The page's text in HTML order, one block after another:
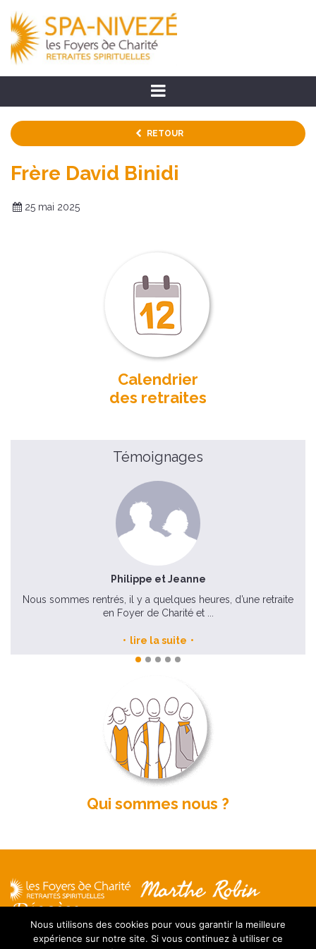
RETOUR
Frère David Binidi
25 mai 2025
Calendrier
des retraites
Témoignages
Philippe et Jeanne
Nous sommes rentrés, il y a quelques heures, d’une retraite
en Foyer de Charité et ...
lire la suite
Qui sommes nous ?
Mentions légales
Nous utilisons des cookies pour vous garantir la meilleure
expérience sur notre site. Si vous continuez à utiliser ce